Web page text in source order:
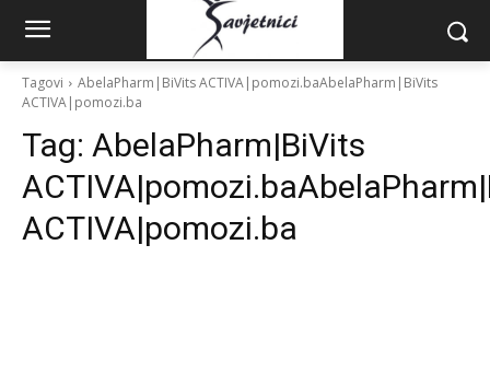
Tagovi
AbelaPharm|BiVits ACTIVA|pomozi.baAbelaPharm|BiVits
ACTIVA|pomozi.ba
Tag: AbelaPharm|BiVits
ACTIVA|pomozi.ba